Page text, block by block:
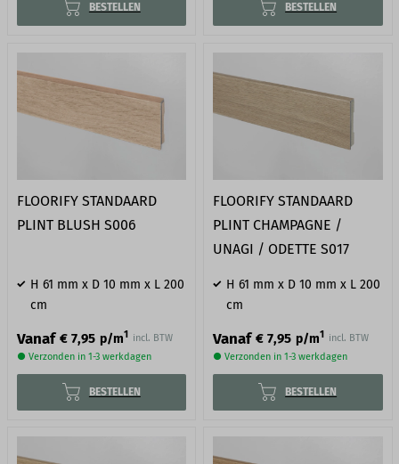
BESTELLEN BESTELLEN
FLOORIFY STANDAARD
PLINT BLUSH S006
H 61 mm x D 10 mm x L 200
cm
Vanaf € 7,95 p/m1
incl. BTW
● Verzonden in 1-3 werkdagen
BESTELLEN
FLOORIFY STANDAARD
PLINT CHAMPAGNE /
UNAGI / ODETTE S017
H 61 mm x D 10 mm x L 200
cm
Vanaf € 7,95 p/m1
incl. BTW
● Verzonden in 1-3 werkdagen
BESTELLEN